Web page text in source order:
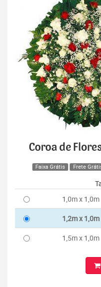
Coroa de
Faixa Grátis Frete
1,0m x 1,0m
1,2m x 1,0m
1,5m x 1,0m